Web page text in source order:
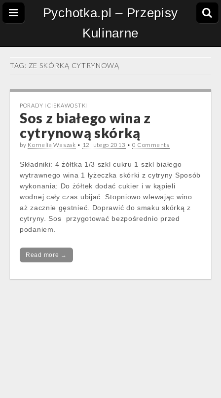
Pychotka.pl – Przepisy
Kulinarne
TAG: ZE SKÓRKĄ CYTRYNOWĄ
PORADY I CIEKAWOSTKI
Sos z białego wina z
cytrynową skórką
by Kornelia Waszak • 12 lutego 2013 • 0 Comments
Składniki: 4 żółtka 1/3 szkl cukru 1 szkl białego
wytrawnego wina 1 łyżeczka skórki z cytryny Sposób
wykonania: Do żółtek dodać cukier i w kąpieli
wodnej cały czas ubijać. Stopniowo wlewając wino
aż zacznie gęstnieć. Doprawić do smaku skórką z
cytryny. Sos przygotować bezpośrednio przed
podaniem.
Read more →